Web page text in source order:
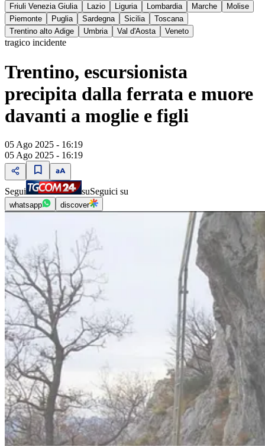
Friuli Venezia Giulia
Lazio Liguria Lombardia Marche
Molise
Piemonte
Puglia Sardegna Sicilia
Toscana
Trentino alto Adige
Umbria Val d'Aosta Veneto
tragico incidente
Trentino, escursionista
precipita dalla ferrata e muore
davanti a moglie e figli
05 Ago 2025 - 16:19
05 Ago 2025 - 16:19
Segui suSeguici su
whatsapp discover